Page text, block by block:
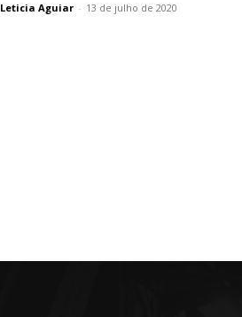
Leticia Aguiar - 13 de julho de 2020